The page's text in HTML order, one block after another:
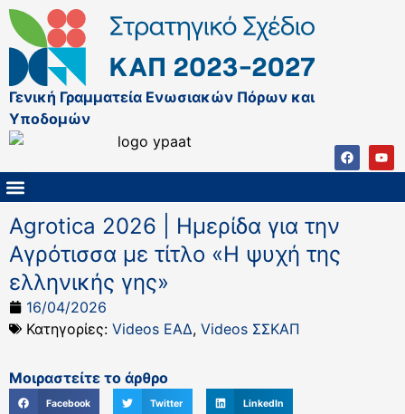
Γενική Γραμματεία Ενωσιακών Πόρων και
Υποδομών
Agrotica 2026 | Hμερίδα για την
Αγρότισσα με τίτλο «Η ψυχή της
ελληνικής γης»
16/04/2026
Κατηγορίες: Videos ΕΑΔ, Videos ΣΣΚΑΠ
Μοιραστείτε το άρθρο
Facebook Twitter LinkedIn